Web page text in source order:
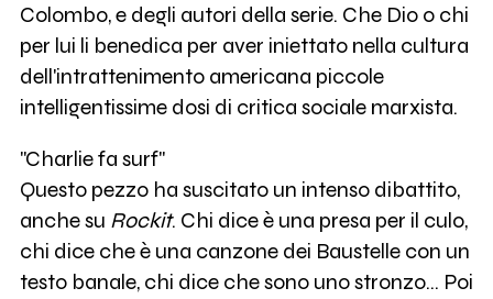
Colombo, e degli autori della serie. Che Dio o chi
per lui li benedica per aver iniettato nella cultura
dell'intrattenimento americana piccole
intelligentissime dosi di critica sociale marxista.
"Charlie fa surf"
Questo pezzo ha suscitato un intenso dibattito,
anche su Rockit. Chi dice è una presa per il culo,
chi dice che è una canzone dei Baustelle con un
testo banale, chi dice che sono uno stronzo… Poi